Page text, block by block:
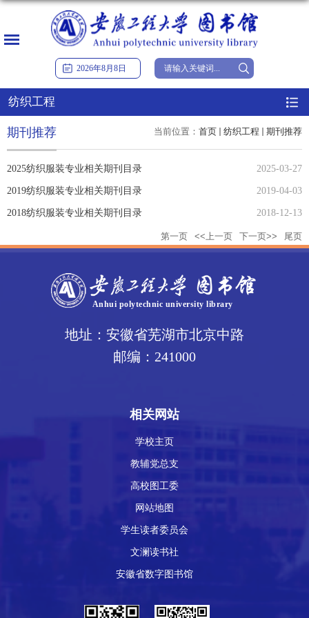
2026年8月8日
纺织工程
当前位置： 首页 纺织工程 期刊推荐
期刊推荐
2025纺织服装专业相关期刊目录 2025-03-27
2019纺织服装专业相关期刊目录 2019-04-03
2018纺织服装专业相关期刊目录 2018-12-13
第一页 <<上一页 下一页>> 尾页
地址：安徽省芜湖市北京中路
邮编：241000
相关网站
学校主页
教辅党总支
高校图工委
网站地图
学生读者委员会
文澜读书社
安徽省数字图书馆